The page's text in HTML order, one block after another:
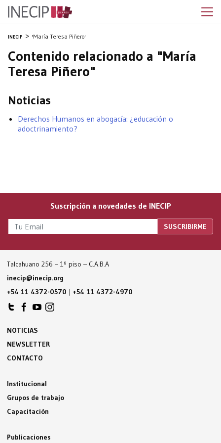
INECIP 'María Teresa Piñero'
Contenido relacionado a "María
Teresa Piñero"
Noticias
Derechos Humanos en abogacía: ¿educación o
adoctrinamiento?
Suscripción a novedades de INECIP
Talcahuano 256 – 1º piso – C.A.B.A
inecip@inecip.org
+54 11 4372-0570 | +54 11 4372-4970
NOTICIAS
NEWSLETTER
CONTACTO
Institucional
Grupos de trabajo
Capacitación
Publicaciones